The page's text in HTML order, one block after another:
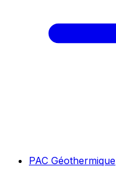
PAC Géothermique